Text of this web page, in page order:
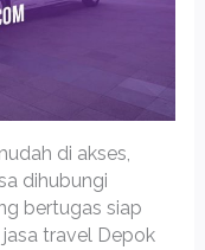
di akses,
dihubungi
bertugas siap
travel Depok